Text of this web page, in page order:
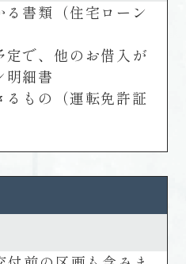
る書類（住宅ローン
定で、他のお借入が
明細書
るもの（運転免許証